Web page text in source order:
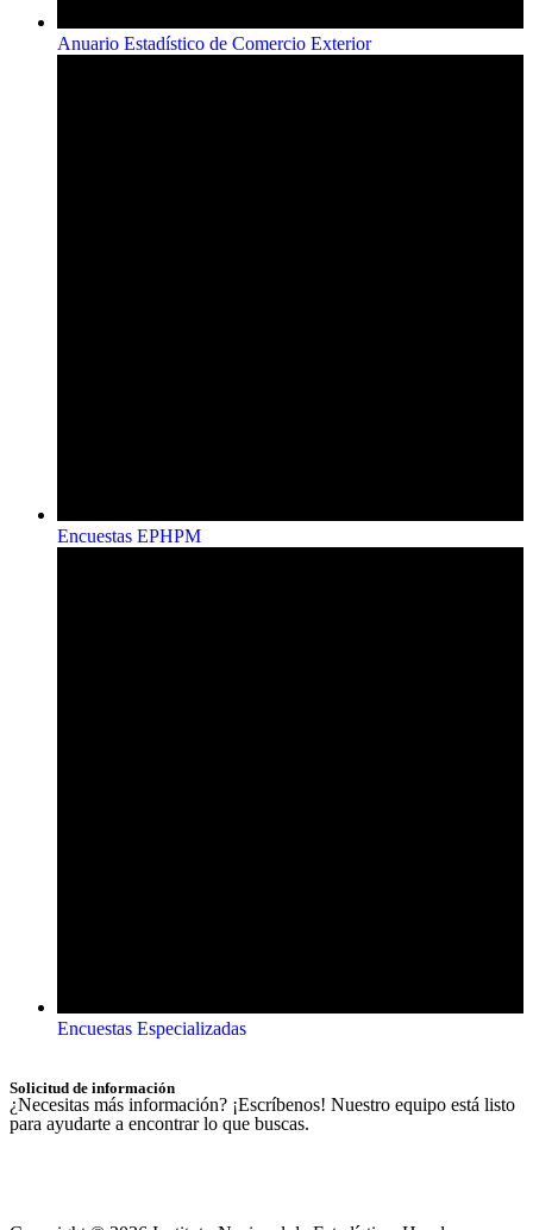
Anuario Estadístico de Comercio Exterior
Encuestas EPHPM
Encuestas Especializadas
Solicitud de información
¿Necesitas más información? ¡Escríbenos! Nuestro equipo está listo
para ayudarte a encontrar lo que buscas.